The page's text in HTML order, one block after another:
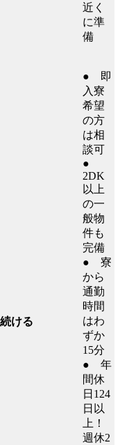
近く
に準
備
ける
● 即
入寮
希望
の方
は相
談可
●
2DK
以上
の一
般物
件も
完備
● 寮
から
通勤
時間
はわ
ずか
15分
● 年
間休
日124
日以
上！
週休2